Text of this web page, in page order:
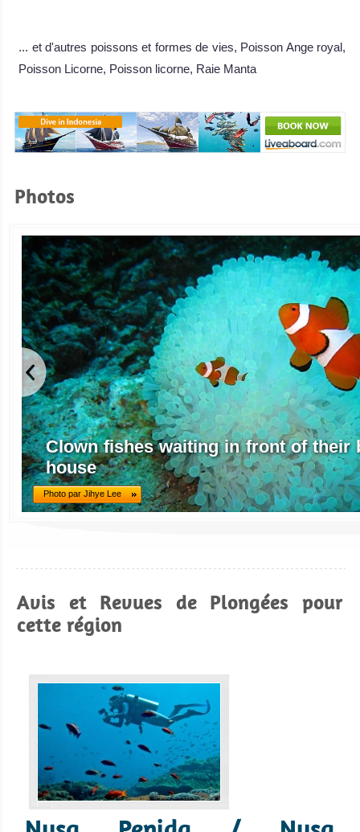
... et d'autres poissons et formes de vies, Poisson Ange royal,
Poisson Licorne, Poisson licorne, Raie Manta
Photos
Clown fishes waiting in front of their
house
Photo par Jihye Lee
Avis et Revues de Plongées pour
cette région